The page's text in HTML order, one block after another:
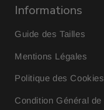
Informations
Guide des Tailles
Mentions Légales
Politique des Cookies
Condition Général de